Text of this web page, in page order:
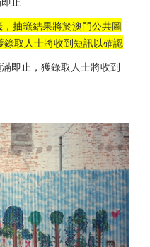
抽籤結果將於澳門公共圖
取人士將收到短訊以確認
，獲錄取人士將收到